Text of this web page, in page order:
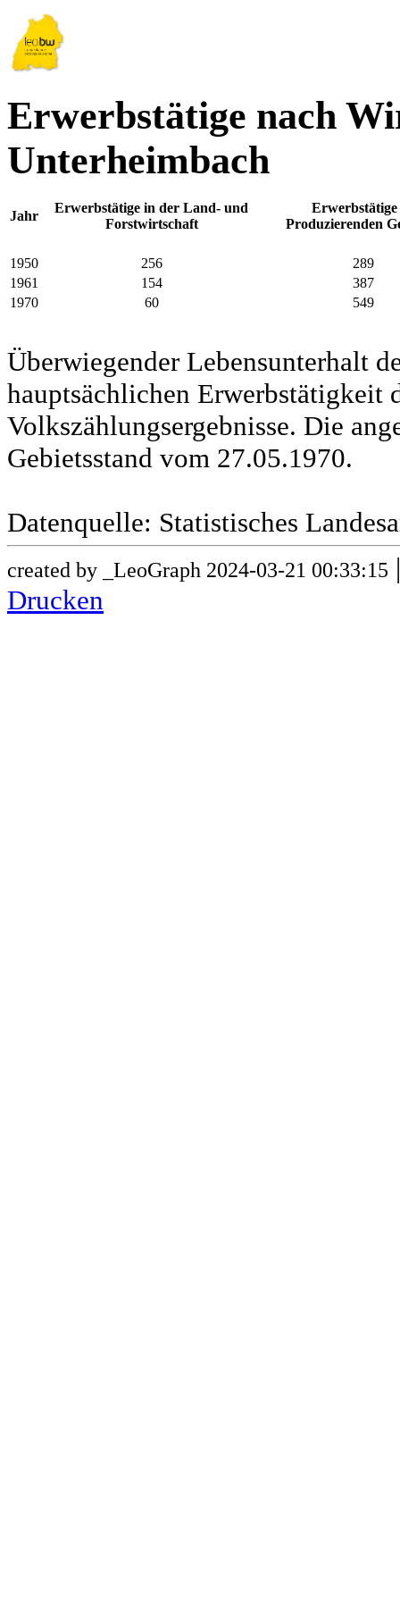
Erwerbstätige nach
Unterheimbach
Jahr
Erwerbstätige in der Land- und
Forstwirtschaft
Erwerbstätige
Produzierenden
1950 256
289
1961
154
387
1970
60 549
Überwiegender Lebensunterhalt
hauptsächlichen Erwerbstätigkeit
Volkszählungsergebnisse. Die
Gebietsstand vom 27.05.1970.
Datenquelle: Statistisches
created by _LeoGraph 2024-03-21 00:33:15
Drucken